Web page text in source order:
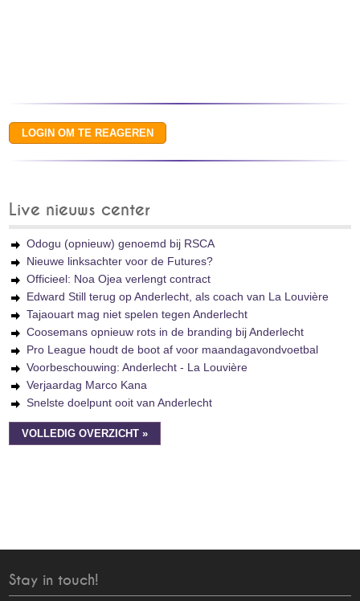
Live nieuws center
Odogu (opnieuw) genoemd bij RSCA
Nieuwe linksachter voor de Futures?
Officieel: Noa Ojea verlengt contract
Edward Still terug op Anderlecht, als coach van La Louvière
Tajaouart mag niet spelen tegen Anderlecht
Coosemans opnieuw rots in de branding bij Anderlecht
Pro League houdt de boot af voor maandagavondvoetbal
Voorbeschouwing: Anderlecht - La Louvière
Verjaardag Marco Kana
Snelste doelpunt ooit van Anderlecht
VOLLEDIG OVERZICHT »
Stay in touch!